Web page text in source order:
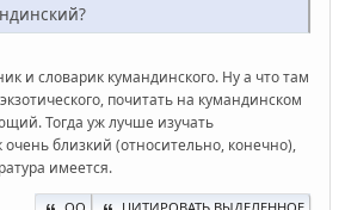
и словарик кумандинского. Ну а что там
почитать на кумандинском
Тогда уж лучше изучать
близкий (относительно, конечно),
имеется.